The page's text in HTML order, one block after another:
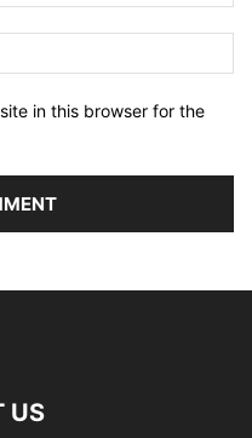
in this browser for the
US